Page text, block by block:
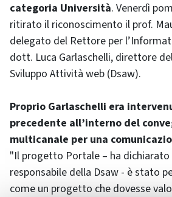
categoria Università. Venerdì
ritirato il riconoscimento il prof.
delegato del Rettore per
dott. Luca Garlaschelli, direttore
Sviluppo Attività web (Dsaw).
Proprio Garlaschelli era
precedente all’interno del
multicanale per una
"Il progetto Portale – ha dichiarato
responsabile della Dsaw - è stato
come un progetto che dovesse